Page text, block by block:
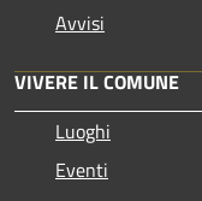
Avvisi
VIVERE IL COMUNE
Luoghi
Eventi